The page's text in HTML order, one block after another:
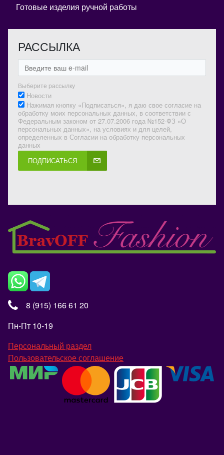
Готовые изделия ручной работы
РАССЫЛКА
Выберите рассылку
Новости
Нажимая кнопку «Подписаться», я даю свое согласие на
обработку моих персональных данных, в соответствии с
Федеральным законом от 27.07.2006 года №152-ФЗ «О
персональных данных», на условиях и для целей,
определенных в Согласии на обработку персональных
данных
ПОДПИСАТЬСЯ
8 (915) 166 61 20
Пн-Пт 10-19
Персональный раздел
Пользовательское соглашение